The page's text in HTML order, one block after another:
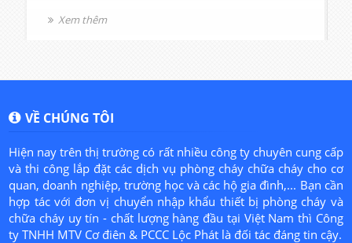
dụng rất phổ biến vì nó có kích thước và khối
Xem thêm
VỀ CHÚNG TÔI
Hiện nay trên thị trường có rất nhiều công ty chuyên cung cấp
và thi công lắp đặt các dịch vụ phòng cháy chữa cháy cho cơ
quan, doanh nghiệp, trường học và các hộ gia đình,... Bạn cần
hợp tác với đơn vị chuyển nhập khẩu thiết bị phòng cháy và
chữa cháy uy tín - chất lượng hàng đầu tại Việt Nam thì Công
ty TNHH MTV Cơ điên & PCCC Lộc Phát là đối tác đáng tin cậy.